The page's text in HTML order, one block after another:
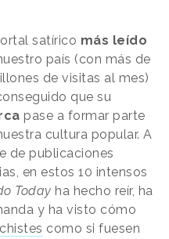
satírico más leído
país (con más de
de visitas al mes)
que su
pase a formar parte
cultura popular. A
de publicaciones
en estos 10 intensos
Today ha hecho reír, ha
y ha visto cómo
chistes como si fuesen